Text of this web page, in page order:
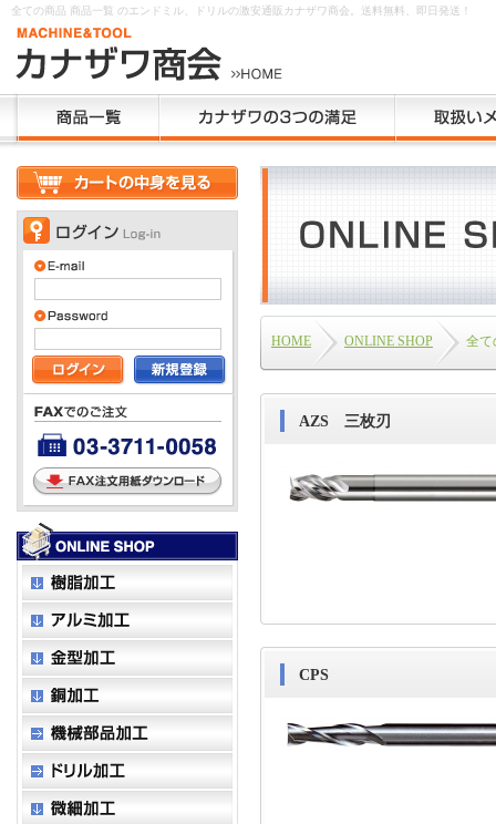
全ての商品 商品一覧 のエンドミル、ドリルの激安通販カナザワ商会。送料無料、即日発送！
HOME ONLINE SHOP 全て
AZS 三枚刃
CPS